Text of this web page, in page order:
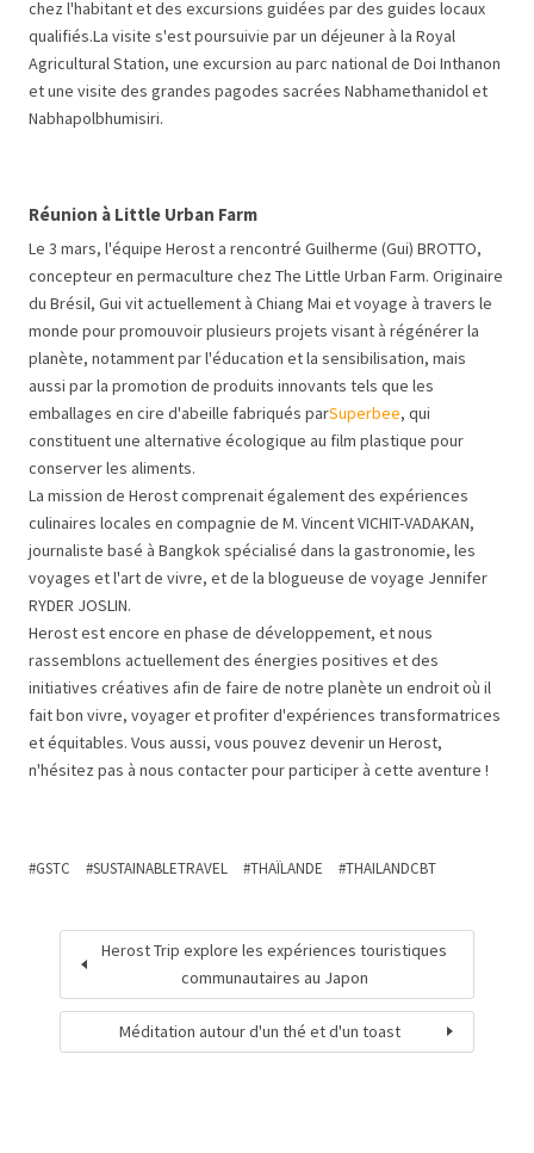
chez l'habitant et des excursions guidées par des guides locaux
qualifiés.La visite s'est poursuivie par un déjeuner à la Royal
Agricultural Station, une excursion au parc national de Doi Inthanon
et une visite des grandes pagodes sacrées Nabhamethanidol et
Nabhapolbhumisiri.
Réunion à Little Urban Farm
Le 3 mars, l'équipe Herost a rencontré Guilherme (Gui) BROTTO,
concepteur en permaculture chez The Little Urban Farm. Originaire
du Brésil, Gui vit actuellement à Chiang Mai et voyage à travers le
monde pour promouvoir plusieurs projets visant à régénérer la
planète, notamment par l'éducation et la sensibilisation, mais
aussi par la promotion de produits innovants tels que les
emballages en cire d'abeille fabriqués parSuperbee, qui
constituent une alternative écologique au film plastique pour
conserver les aliments.
La mission de Herost comprenait également des expériences
culinaires locales en compagnie de M. Vincent VICHIT-VADAKAN,
journaliste basé à Bangkok spécialisé dans la gastronomie, les
voyages et l'art de vivre, et de la blogueuse de voyage Jennifer
RYDER JOSLIN.
Herost est encore en phase de développement, et nous
rassemblons actuellement des énergies positives et des
initiatives créatives afin de faire de notre planète un endroit où il
fait bon vivre, voyager et profiter d'expériences transformatrices
et équitables. Vous aussi, vous pouvez devenir un Herost,
n'hésitez pas à nous contacter pour participer à cette aventure !
GSTC SUSTAINABLETRAVEL THAÏLANDE THAILANDCBT
Herost Trip explore les expériences touristiques
communautaires au Japon
Méditation autour d'un thé et d'un toast